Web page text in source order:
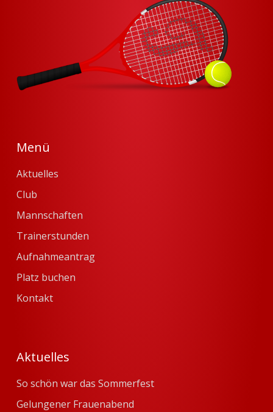
Menü
Aktuelles
Club
Mannschaften
Trainerstunden
Aufnahmeantrag
Platz buchen
Kontakt
Aktuelles
So schön war das Sommerfest
Gelungener Frauenabend